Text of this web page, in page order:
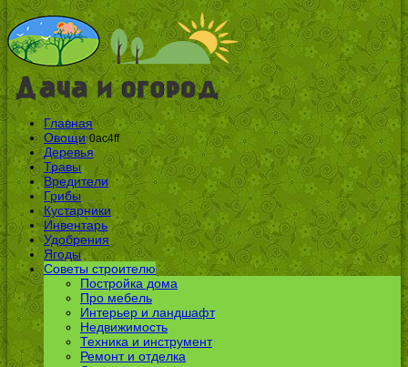
Главная
Овощи 0ac4ff
Деревья
Травы
Вредители
Грибы
Кустарники
Инвентарь
Удобрения
Ягоды
Советы строителю
Постройка дома
Про мебель
Интерьер и ландшафт
Недвижимость
Техника и инструмент
Ремонт и отделка